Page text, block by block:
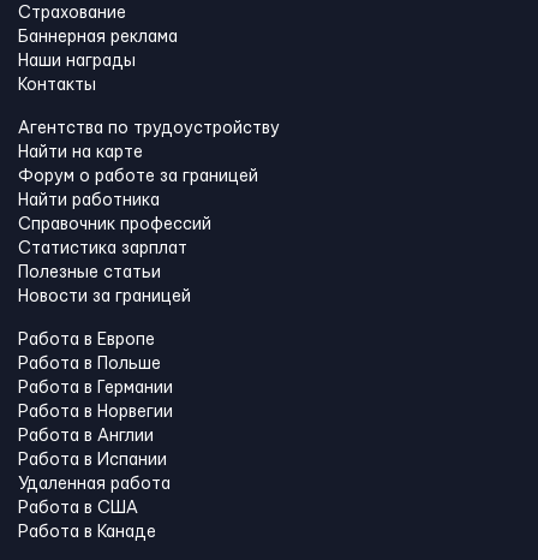
Страхование
Баннерная реклама
Наши награды
Контакты
Агентства по трудоустройству
Найти на карте
Форум о работе за границей
Найти работника
Справочник профессий
Статистика зарплат
Полезные статьи
Новости за границей
Работа в Европе
Работа в Польше
Работа в Германии
Работа в Норвегии
Работа в Англии
Работа в Испании
Удаленная работа
Работа в США
Работа в Канадe